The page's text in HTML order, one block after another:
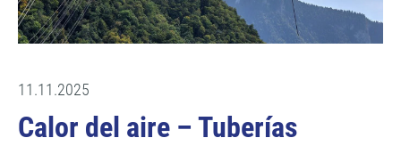
11.11.2025
Calor del aire – Tuberías